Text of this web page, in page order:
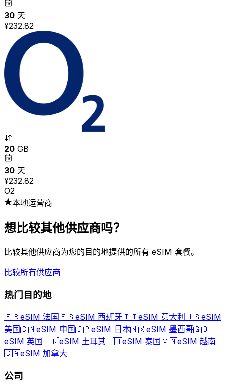
30 天
¥232.82
20 GB
30 天
¥232.82
O2
本地运营商
想比较其他供应商吗？
比较其他供应商为您的目的地提供的所有 eSIM 套餐。
比较所有供应商
热门目的地
🇫🇷eSIM 法国🇪🇸eSIM 西班牙🇮🇹eSIM 意大利🇺🇸eSIM
美国🇨🇳eSIM 中国🇯🇵eSIM 日本🇲🇽eSIM 墨西哥🇬🇧
eSIM 英国🇹🇷eSIM 土耳其🇹🇭eSIM 泰国🇻🇳eSIM 越南
🇨🇦eSIM 加拿大
公司